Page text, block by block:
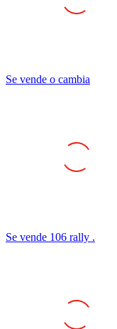
Se vende o cambia
Se vende 106 rally .